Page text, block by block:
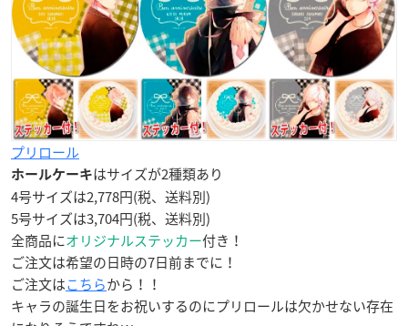
プリロール
ホールケーキはサイズが2種類あり
4号サイズは2,778円(税、送料別)
5号サイズは3,704円(税、送料別)
全商品にオリジナルステッカー付き！
ご注文は希望の日時の7日前までに！
ご注文はこちらから！！
キャラの誕生日をお祝いするのにプリロールは欠かせない存在